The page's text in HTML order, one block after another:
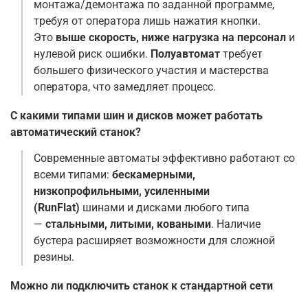
монтажа/демонтажа по заданной программе,
требуя от оператора лишь нажатия кнопки.
Это выше скорость, ниже нагрузка на персонал и
нулевой риск ошибки. Полуавтомат требует
большего физического участия и мастерства
оператора, что замедляет процесс.
С какими типами шин и дисков может работать
автоматический станок?
Современные автоматы эффективно работают со
всеми типами: бескамерными,
низкопрофильными, усиленными
(RunFlat) шинами и дисками любого типа
— стальными, литыми, коваными. Наличие
бустера расширяет возможности для сложной
резины.
Можно ли подключить станок к стандартной сети